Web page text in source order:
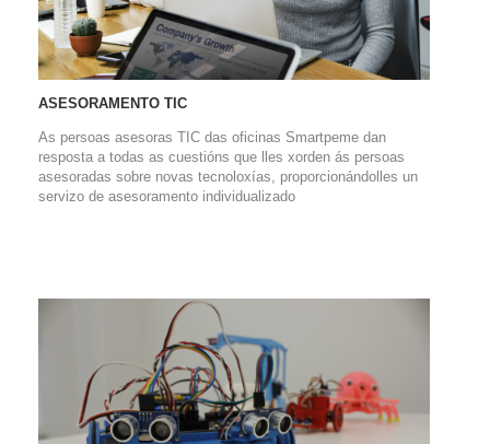
ASESORAMENTO TIC
As persoas asesoras TIC das oficinas Smartpeme dan
resposta a todas as cuestións que lles xorden ás persoas
asesoradas sobre novas tecnoloxías, proporcionándolles un
servizo de asesoramento individualizado